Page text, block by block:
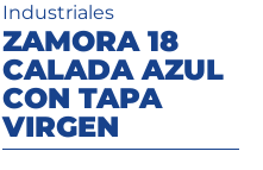
Industriales
ZAMORA 18
CALADA AZUL
CON TAPA
VIRGEN